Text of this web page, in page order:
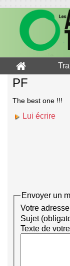
PF
The best one !!!
Lui écrire
Envoyer un
Votre
Sujet
Texte de